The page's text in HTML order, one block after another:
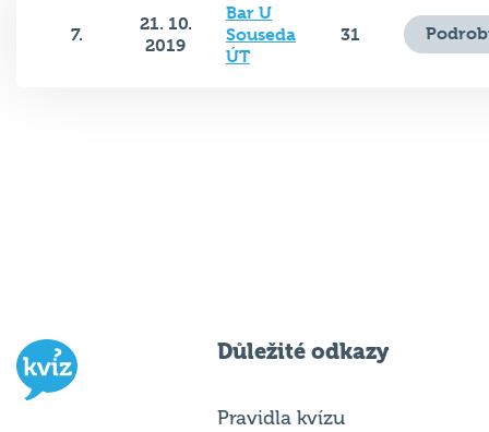
7.
21. 10.
2019
Bar U
Souseda
ÚT
31
Důležité odkazy
Pravidla kvízu